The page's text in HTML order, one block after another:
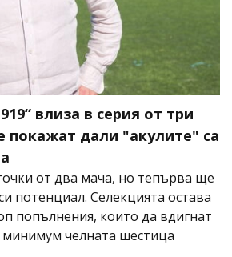
влиза в серия от три
покажат дали "акулите" са
от два мача, но тепърва ще
потенциал. Селекцията остава
попълнения, които да вдигнат
минимум челната шестица